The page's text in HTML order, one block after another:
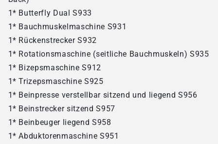
1* Butterfly Dual S933
1* Bauchmuskelmaschine S931
1* Rückenstrecker S932
1* Rotationsmaschine (seitliche Bauchmuskeln) S935
1* Bizepsmaschine S912
1* Trizepsmaschine S925
1* Beinpresse verstellbar sitzend und liegend S956
1* Beinstrecker sitzend S957
1* Beinbeuger liegend S958
1* Abduktorenmaschine S951